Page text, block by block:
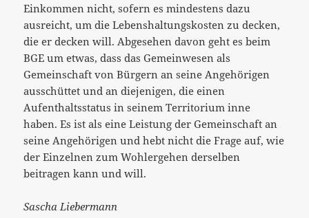
Einkommen nicht, sofern es mindestens dazu
ausreicht, um die Lebenshaltungskosten zu decken,
die er decken will. Abgesehen davon geht es beim
BGE um etwas, dass das Gemeinwesen als
Gemeinschaft von Bürgern an seine Angehörigen
ausschüttet und an diejenigen, die einen
Aufenthaltsstatus in seinem Territorium inne
haben. Es ist als eine Leistung der Gemeinschaft an
seine Angehörigen und hebt nicht die Frage auf, wie
der Einzelnen zum Wohlergehen derselben
beitragen kann und will.
Sascha Liebermann